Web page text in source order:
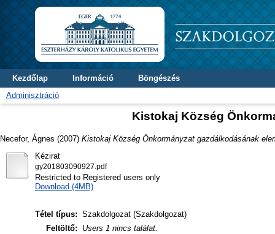
Kezdőlap Információ
Böngészés
Adminisztráció
Kistokaj Község
Necefor, Ágnes (2007) Kistokaj Község Önkormányzat gazdálkodásának
Kézirat
gy201803090927.pdf
Restricted to Registered users only
Download (4MB)
Tétel típus: Szakdolgozat (Szakdolgozat)
Feltöltő:
Users 1 nincs találat.